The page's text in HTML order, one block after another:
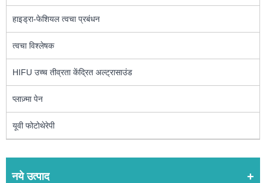
हाइड्रा-फेशियल त्वचा प्रबंधन
त्वचा विश्लेषक
HIFU उच्च तीव्रता केंद्रित अल्ट्रासाउंड
प्लाज़्मा पेन
यूवी फोटोथेरेपी
नये उत्पाद